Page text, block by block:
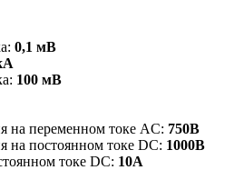
0,1 мВ
100 мВ
на переменном токе АC: 750В
на постоянном токе DC: 1000В
токе DC: 10А